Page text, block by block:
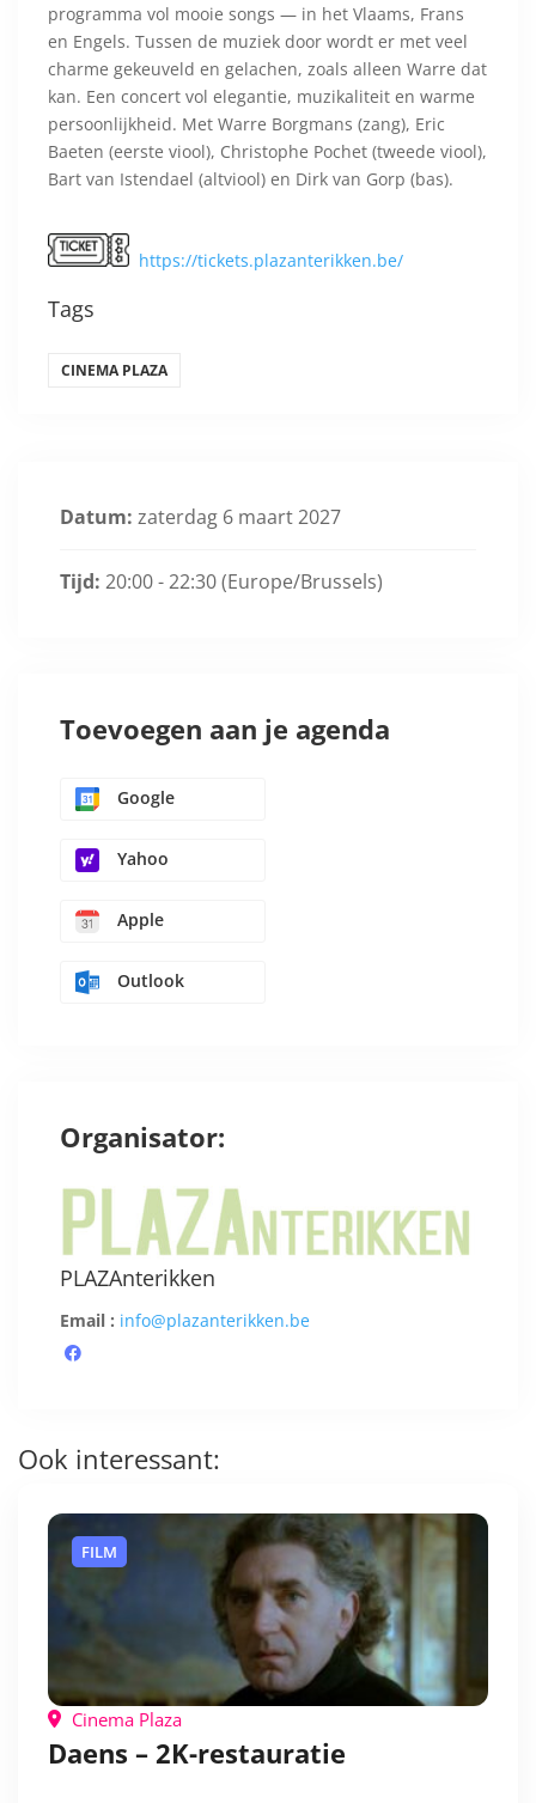
programma vol mooie songs — in het Vlaams, Frans
en Engels. Tussen de muziek door wordt er met veel
charme gekeuveld en gelachen, zoals alleen Warre dat
kan. Een concert vol elegantie, muzikaliteit en warme
persoonlijkheid. Met Warre Borgmans (zang), Eric
Baeten (eerste viool), Christophe Pochet (tweede viool),
Bart van Istendael (altviool) en Dirk van Gorp (bas).
https://tickets.plazanterikken.be/
Tags
CINEMA PLAZA
Datum: zaterdag 6 maart 2027
Tijd: 20:00 - 22:30(Europe/Brussels)
Toevoegen aan je agenda
Google
Yahoo
Apple
Outlook
Organisator:
PLAZAnterikken
Email : info@plazanterikken.be
Ook interessant:
FILM
Cinema Plaza
Daens – 2K-restauratie